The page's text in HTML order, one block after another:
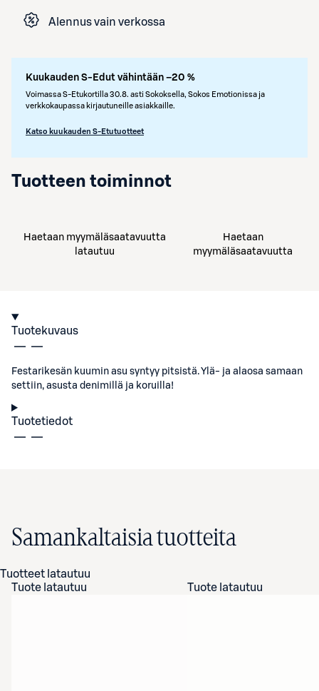
Alennus vain verkossa
Kuukauden S-Edut vähintään –20 %
Voimassa S-Etukortilla 30.8. asti Sokoksella, Sokos Emotionissa ja
verkkokaupassa kirjautuneille asiakkaille.
Katso kuukauden S-Etutuotteet
Tuotteen toiminnot
Haetaan myymäläsaatavuutta
latautuu
Haetaan
myymäläsaatavuutta
Tuotekuvaus
Festarikesän kuumin asu syntyy pitsistä. Ylä- ja alaosa samaan
settiin, asusta denimillä ja koruilla!
Tuotetiedot
Samankaltaisia tuotteita
Tuotteet latautuu
Tuote latautuu
Tuote latautuu